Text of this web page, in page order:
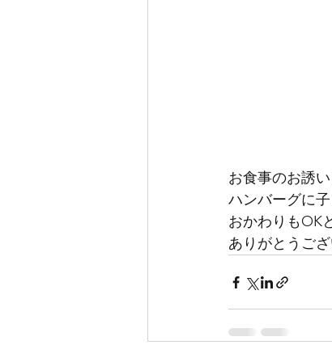
お食事のお誘
ハンバーグに
おかわりもOK
ありがとうござ